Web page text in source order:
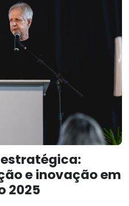
e inovação em
2025